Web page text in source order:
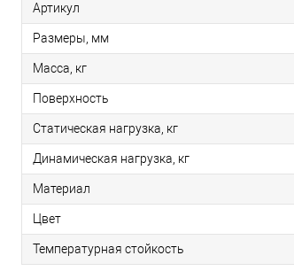
Артикул
Размеры, мм
Масса, кг
Поверхность
Статическая нагрузка, кг
Динамическая нагрузка, кг
Материал
Цвет
Температурная стойкость